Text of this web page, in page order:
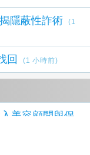
資坑 刑事局揭隱蔽性詐術
(1
回 (1 小時前)
美容顧問與保